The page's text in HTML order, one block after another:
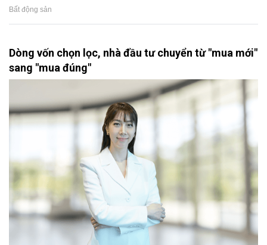
Bất động sản
Dòng vốn chọn lọc, nhà đầu tư chuyển từ "mua mới"
sang "mua đúng"